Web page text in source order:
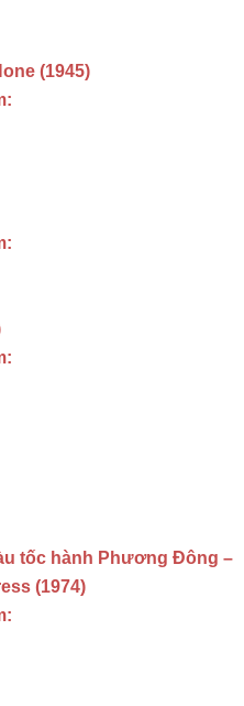
(1945)
tốc hành Phương Đông –
(1974)